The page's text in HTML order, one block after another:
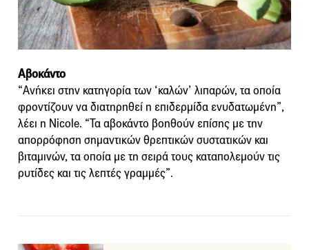
Αβοκάντο
“Ανήκει στην κατηγορία των ‘καλών’ λιπαρών, τα οποία
φροντίζουν να διατηρηθεί η επιδερμίδα ενυδατωμένη”,
λέει η Nicole. “Τα αβοκάντο βοηθούν επίσης με την
απορρόφηση σημαντικών θρεπτικών συστατικών και
βιταμινών, τα οποία με τη σειρά τους καταπολεμούν τις
ρυτίδες και τις λεπτές γραμμές”.